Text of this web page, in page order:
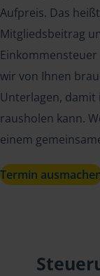
Aufpreis. Das
Mitgliedsbeitrag
Einkommensteuer
wir von Ihnen
Unterlagen, damit
rausholen kann.
einem
Termin